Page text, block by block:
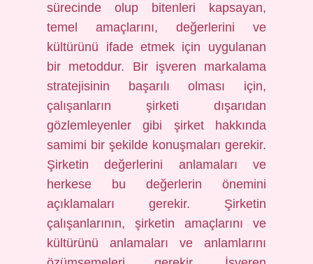
sürecinde olup bitenleri kapsayan,
temel amaçlarını, değerlerini ve
kültürünü ifade etmek için uygulanan
bir metoddur. Bir işveren markalama
stratejisinin başarılı olması için,
çalışanların şirketi dışarıdan
gözlemleyenler gibi şirket hakkında
samimi bir şekilde konuşmaları gerekir.
Şirketin değerlerini anlamaları ve
herkese bu değerlerin önemini
açıklamaları gerekir. Şirketin
çalışanlarının, şirketin amaçlarını ve
kültürünü anlamaları ve anlamlarını